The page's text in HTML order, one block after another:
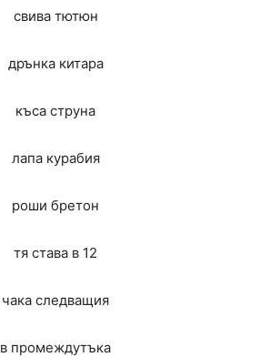
свива тютюн
дрънка китара
къса струна
лапа курабия
роши бретон
тя става в 12
чака следващия
в промеждутъка